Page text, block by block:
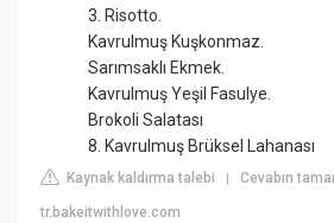
3. Risotto.
Kavrulmuş Kuşkonmaz.
Sarımsaklı Ekmek.
Kavrulmuş Yeşil Fasulye.
Brokoli Salatası
8. Kavrulmuş Brüksel Lahanası
Kaynak kaldırma talebi |Cevabın
tr.bakeitwithlove.com